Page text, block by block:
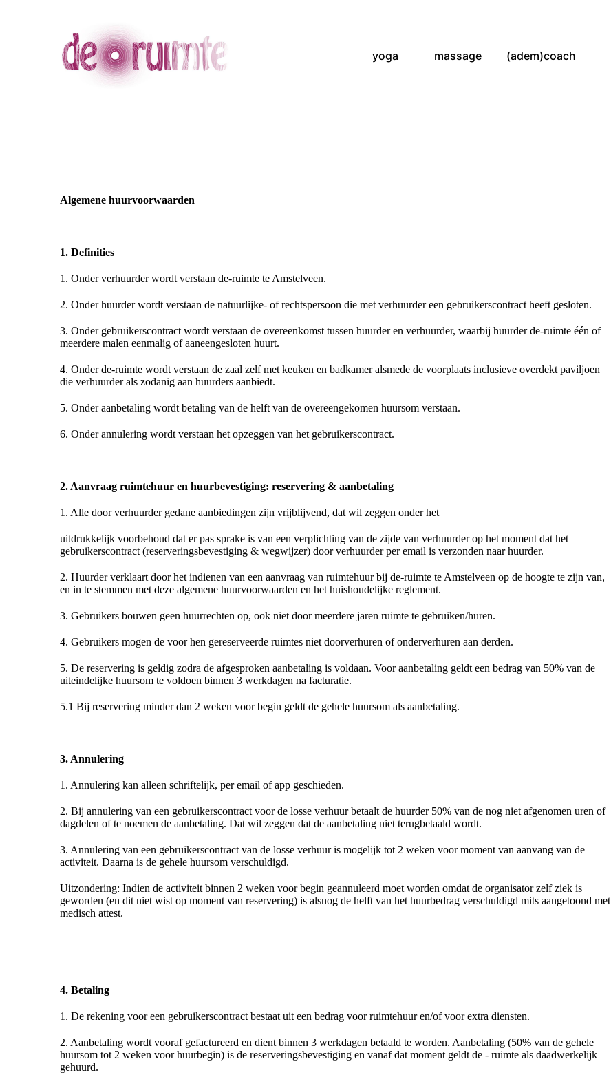
yoga massage (adem)coach
Algemene huurvoorwaarden
1. Definities
1. Onder verhuurder wordt verstaan de-ruimte te Amstelveen.
2. Onder huurder wordt verstaan de natuurlijke- of rechtspersoon die met verhuurder een gebruikerscontract heeft gesloten.
3. Onder gebruikerscontract wordt verstaan de overeenkomst tussen huurder en verhuurder, waarbij huurder de-ruimte één of
meerdere malen eenmalig of aaneengesloten huurt.
4. Onder de-ruimte wordt verstaan de zaal zelf met keuken en badkamer alsmede de voorplaats inclusieve overdekt paviljoen
die verhuurder als zodanig aan huurders aanbiedt.
5. Onder aanbetaling wordt betaling van de helft van de overeengekomen huursom verstaan.
6. Onder annulering wordt verstaan het opzeggen van het gebruikerscontract.
2. Aanvraag ruimtehuur en huurbevestiging: reservering & aanbetaling
1. Alle door verhuurder gedane aanbiedingen zijn vrijblijvend, dat wil zeggen onder het
uitdrukkelijk voorbehoud dat er pas sprake is van een verplichting van de zijde van verhuurder op het moment dat het
gebruikerscontract (reserveringsbevestiging & wegwijzer) door verhuurder per email is verzonden naar huurder.
2. Huurder verklaart door het indienen van een aanvraag van ruimtehuur bij de-ruimte te Amstelveen op de hoogte te zijn van,
en in te stemmen met deze algemene huurvoorwaarden en het huishoudelijke reglement.
3. Gebruikers bouwen geen huurrechten op, ook niet door meerdere jaren ruimte te gebruiken/huren.
4. Gebruikers mogen de voor hen gereserveerde ruimtes niet doorverhuren of onderverhuren aan derden.
5. De reservering is geldig zodra de afgesproken aanbetaling is voldaan. Voor aanbetaling geldt een bedrag van 50% van de
uiteindelijke huursom te voldoen binnen 3 werkdagen na facturatie.
5.1 Bij reservering minder dan 2 weken voor begin geldt de gehele huursom als aanbetaling.
3. Annulering
1. Annulering kan alleen schriftelijk, per email of app geschieden.
2. Bij annulering van een gebruikerscontract voor de losse verhuur betaalt de huurder 50% van de nog niet afgenomen uren of
dagdelen of te noemen de aanbetaling. Dat wil zeggen dat de aanbetaling niet terugbetaald wordt.
3. Annulering van een gebruikerscontract van de losse verhuur is mogelijk tot 2 weken voor moment van aanvang van de
activiteit. Daarna is de gehele huursom verschuldigd.
Uitzondering: Indien de activiteit binnen 2 weken voor begin geannuleerd moet worden omdat de organisator zelf ziek is
geworden (en dit niet wist op moment van reservering) is alsnog de helft van het huurbedrag verschuldigd mits aangetoond met
medisch attest.
4. Betaling
1. De rekening voor een gebruikerscontract bestaat uit een bedrag voor ruimtehuur en/of voor extra diensten.
2. Aanbetaling wordt vooraf gefactureerd en dient binnen 3 werkdagen betaald te worden. Aanbetaling (50% van de gehele
huursom tot 2 weken voor huurbegin) is de reserveringsbevestiging en vanaf dat moment geldt de - ruimte als daadwerkelijk
gehuurd.